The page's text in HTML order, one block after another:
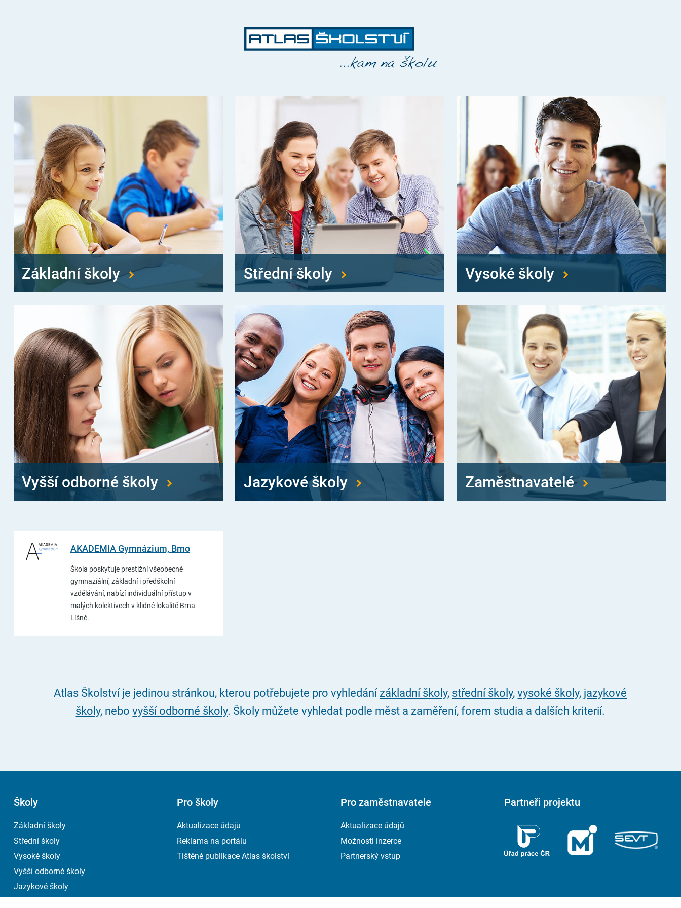
Základní školy Střední školy Vysoké školy
Vyšší odborné školy Jazykové školy Zaměstnavatelé
AKADEMIA Gymnázium, Brno
Škola poskytuje prestižní všeobecné
gymnaziální, základní i předškolní
vzdělávání, nabízí individuální přístup v
malých kolektivech v klidné lokalitě Brna-
Líšně.
Atlas Školství je jedinou stránkou, kterou potřebujete pro vyhledání základní školy, střední školy,vysoké školy, jazykové
školy, nebovyšší odborné školy. Školy můžete vyhledat podle měst a zaměření, forem studia a dalších kriterií.
Školy
Základní školy
Střední školy
Vysoké školy
Vyšší odborné školy
Jazykové školy
Pro školy
Aktualizace údajů
Reklama na portálu
Tištěné publikace Atlas školství
Pro zaměstnavatele
Aktualizace údajů
Možnosti inzerce
Partnerský vstup
Partneři projektu